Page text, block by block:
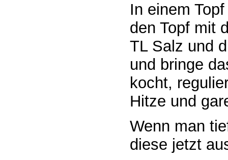
In einem
den Topf mit
TL Salz und
und bringe
kocht,
Hitze und
Wenn man
diese jetzt